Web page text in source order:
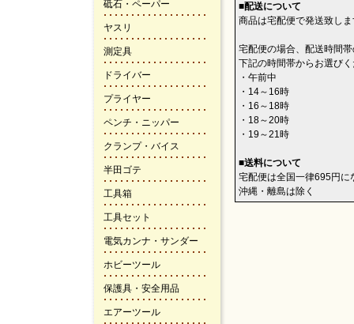
砥石・ペーパー
ヤスリ
測定具
ドライバー
プライヤー
ペンチ・ニッパー
クランプ・バイス
半田ゴテ
工具箱
工具セット
電気カンナ・サンダー
ホビーツール
保護具・安全用品
エアーツール
■配送について
商品は宅配便で発送致し
宅配便の場合、配送時間
下記の時間帯からお選び
・午前中
・14～16時
・16～18時
・18～20時
・19～21時
■送料について
宅配便は全国一律695円
沖縄・離島は除く